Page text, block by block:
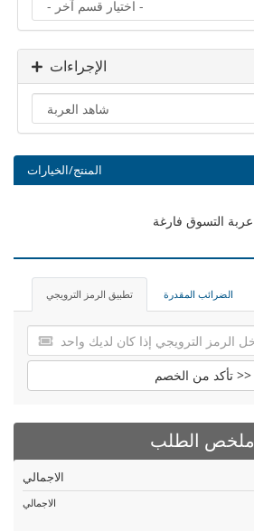
الإجراءات
المنتج/الخيارات
عربة التسوق فارغة
تطبيق الرمز الترويجي الضرائب المقدرة
تأكد من الخصم >>
ملخص الطلب
الاجمالي
الاجمالي